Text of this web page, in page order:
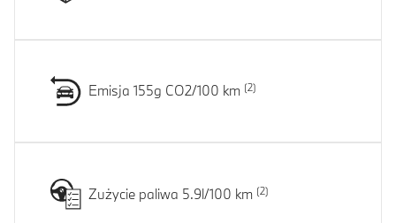
Emisja 155g CO2/100 km
Zużycie paliwa 5.9l/100 km